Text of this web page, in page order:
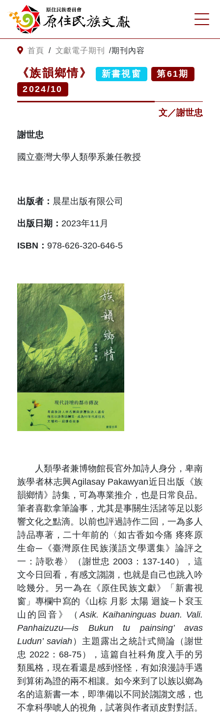
跳到主要內容
網站導覽
客服諮詢
關於原住民族文獻會
原住民族文獻會設置要點
委員介紹
最新消息
網站訊息 出版品專區
與國史館共同出版品介紹
出版品查詢
本期內容
歷史期刊
訂閱電子報
徵稿說明
期刊查詢
相關連結
首頁 / 文獻電子期刊 /期刊內容
《族韻鄉情》 新書視窗 第61期
2024/10
文／謝世忠
謝世忠
國立臺灣大學人類學系兼任教授
出版者： 晨星出版有限公司
出版日期： 2023年11月
ISBN： 978-626-320-646-5
人類學者兼博物館長官外加詩人身分，卑南
族學者林志興Agilasay Pakawyan近日出版《族
韻鄉情》詩集，可為專業推介，也是日常良品。
筆者喜歡拿筆論事，尤其是事關生活諸等足以影
響文化之點滴。以前也評過詩作二回，一為多人
詩品專著，二十年前的〈如古香如今痛 疼疼原
生命─《臺灣原住民族漢語文學選集》論評之
一：詩歌卷〉（謝世忠 2003：137-140），這
文今日回看，有感文謅謅，也就是自己也跳入吟
唸幾分。另一為在《原住民族文獻》「新書視
窗」專欄中寫的《山棕 月影 太陽 迴旋─卜袞玉
山的回音》（Asik. Kaihaninguas buan. Vali.
Panhaizuzu—is Bukun tu painsing’avas
Ludun’saviah ）主題露出之統計式簡論（謝世
忠 2022：68-75），這篇自社科角度入手的另
類風格，現在看還是感到怪怪，有如浪漫詩手遇
到算術為證的兩不相讓。如今來到了以族以鄉為
名的這新書一本，即準備以不同於謅謅文感，也
不拿科學唬人的視角，試著與作者頑皮對對話。